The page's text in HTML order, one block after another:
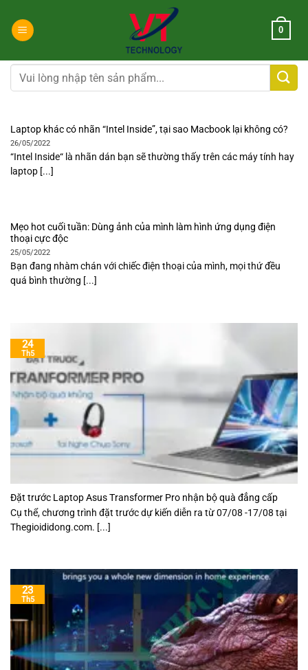
đến
dung
0
Tìm
kiếm:
Laptop khác có nhãn “Intel Inside”, tại sao Macbook lại không có?
26/05/2022
“Intel Inside“ là nhãn dán bạn sẽ thường thấy trên các máy tính hay
laptop [...]
Mẹo hot cuối tuần: Dùng ảnh của mình làm hình ứng dụng điện
thoại cực độc
25/05/2022
Bạn đang nhàm chán với chiếc điện thoại của mình, mọi thứ đều
quá bình thường [...]
Đặt trước Laptop Asus Transformer Pro nhận bộ quà đẳng cấp
Cụ thể, chương trình đặt trước dự kiến diễn ra từ 07/08 -17/08 tại
Thegioididong.com. [...]
24
Th5
23
Th5